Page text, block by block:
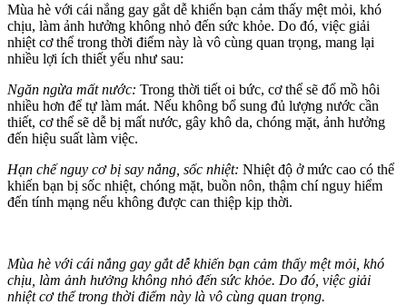
Mùa hè với cái nắng gay gắt dễ khiến bạn cảm thấy mệt mỏi, khó
chịu, làm ảnh hưởng không nhỏ đến sức khỏe. Do đó, việc giải
nhiệt c‌ơ th‌ể trong thời điểm này là vô cùng quan trọng, mang lại
nhiều lợi ích thiết yếu như sau:
Ngăn ngừa mất nước: Trong thời tiết oi bức, c‌ơ th‌ể sẽ đổ mồ hôi
nhiều hơn để tự làm mát. Nếu không bổ sung đủ lượng nước cần
thiết, c‌ơ th‌ể sẽ dễ bị mất nước, gây khô da, chóng mặt, ảnh hưởng
đến hiệu suất làm việc.
Hạn chế nguy cơ bị say nắng, sốc nhiệt: Nhiệt độ ở mức cao có thể
khiến bạn bị sốc nhiệt, chóng mặt, buồn nôn, thậm chí nguy hiểm
đến tính mạng nếu không được can thiệp kịp thời.
Mùa hè với cái nắng gay gắt dễ khiến bạn cảm thấy mệt mỏi, khó
chịu, làm ảnh hưởng không nhỏ đến sức khỏe. Do đó, việc giải
nhiệt c‌ơ th‌ể trong thời điểm này là vô cùng quan trọng.